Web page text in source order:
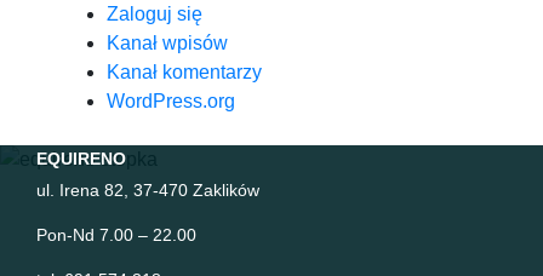
Zaloguj się
Kanał wpisów
Kanał komentarzy
WordPress.org
EQUIRENO
ul. Irena 82, 37-470 Zaklików
Pon-Nd 7.00 – 22.00